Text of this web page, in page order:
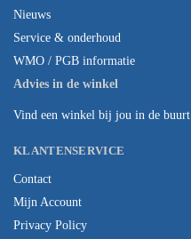
Nieuws
Service & onderhoud
WMO / PGB informatie
Advies in de winkel
Vind een winkel bij jou in de buurt
KLANTENSERVICE
Contact
Mijn Account
Privacy Policy